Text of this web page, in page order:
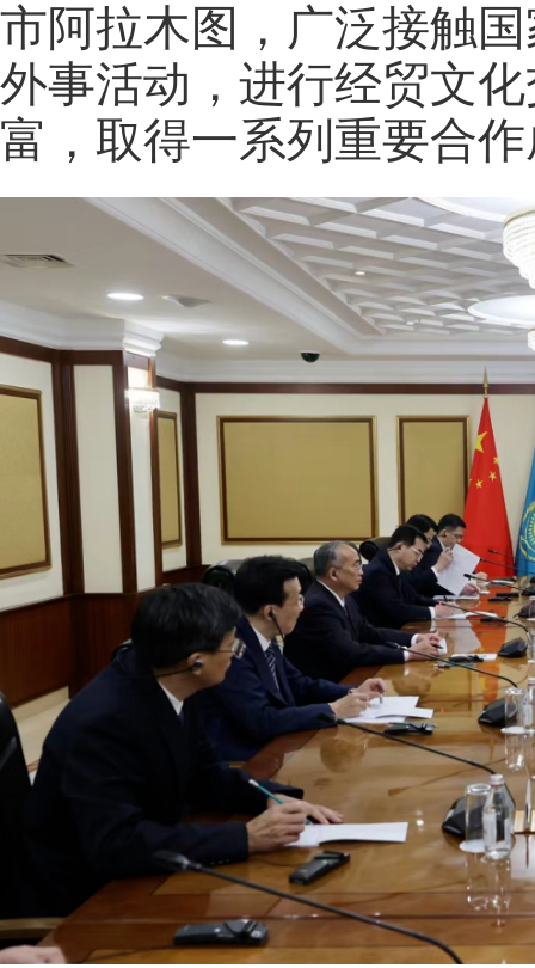
市阿拉木图，广泛接触
外事活动，进行经贸文
富，取得一系列重要合